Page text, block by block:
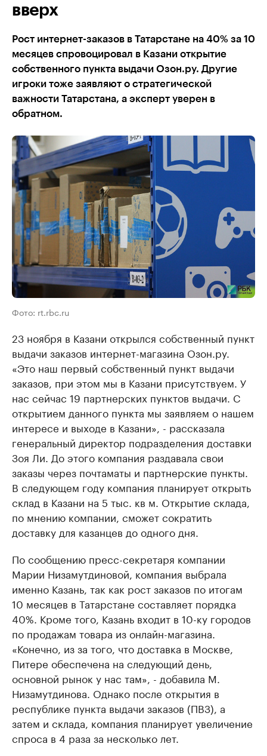
вверх
Рост интернет-заказов в Татарстане на 40% за 10
месяцев спровоцировал в Казани открытие
собственного пункта выдачи Озон.ру. Другие
игроки тоже заявляют о стратегической
важности Татарстана, а эксперт уверен в
обратном.
Фото: rt.rbc.ru
23 ноября в Казани открылся собственный пункт
выдачи заказов интернет-магазина Озон.ру.
«Это наш первый собственный пункт выдачи
заказов, при этом мы в Казани присутствуем. У
нас сейчас 19 партнерских пунктов выдачи. С
открытием данного пункта мы заявляем о нашем
интересе и выходе в Казани», - рассказала
генеральный директор подразделения доставки
Зоя Ли. До этого компания раздавала свои
заказы через почтаматы и партнерские пункты.
В следующем году компания планирует открыть
склад в Казани на 5 тыс. кв м. Открытие склада,
по мнению компании, сможет сократить
доставку для казанцев до одного дня.
По сообщению пресс-секретаря компании
Марии Низамутдиновой, компания выбрала
именно Казань, так как рост заказов по итогам
10 месяцев в Татарстане составляет порядка
40%. Кроме того, Казань входит в 10-ку городов
по продажам товара из онлайн-магазина.
«Конечно, из за того, что доставка в Москве,
Питере обеспечена на следующий день,
основной рынок у нас там», - добавила М.
Низамутдинова. Однако после открытия в
республике пункта выдачи заказов (ПВЗ), а
затем и склада, компания планирует увеличение
спроса в 4 раза за несколько лет.